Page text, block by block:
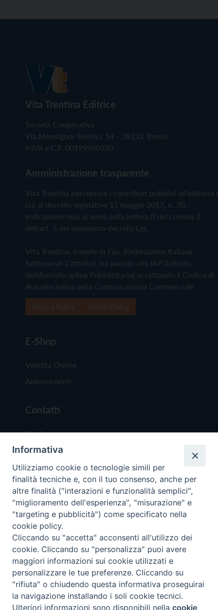
Vita Trentina Editrice
Società Cooperativa
Via Monsignor Endrici, 14 – 38122 Trento
P.IVA e C.F. 00199960220
Amministrazione trasparente
Vita Trentina percepisce i contributi pubblici all'editoria
cui al decreto legislativo 15 maggio 2017, n. 70.
Indicazione resa ai sensi della lettera f) del comma 2
dell'art. 5 del medesimo decreto Lgs.
Vita Trentina, tramite la Fisc (Federazione Italiana
Settimanali Cattolici), ha aderito allo IAP (Istituto
dell'Autodisciplina Pubblicitaria) accettando il Codice di
Autodisciplina della Comunicazione Commerciale
E-Shop
Vendita Online
Abbonamenti
Contatti
Chi Siamo
Redazione
Scrivici
Copyright © 2019 - Tutti i diritti riservati - Vita
Trentina Editrice
Privacy Policy
Torna
Informativa
Utilizziamo cookie o tecnologie simili per
finalità tecniche e, con il tuo consenso, anche per
altre finalità ("interazioni e funzionalità semplici",
"miglioramento dell'esperienza", "misurazione" e
"targeting e pubblicità") come specificato nella
cookie policy.
Cliccando su "accetta" acconsenti all'utilizzo dei
cookie. Cliccando su "personalizza" puoi avere
maggiori informazioni sui cookie utilizzati e
personalizzare le tue preferenze. Cliccando su
"rifiuta" o chiudendo questa informativa proseguirai
la navigazione installando i soli cookie tecnici.
Ulteriori informazioni sono disponibili nellacookie